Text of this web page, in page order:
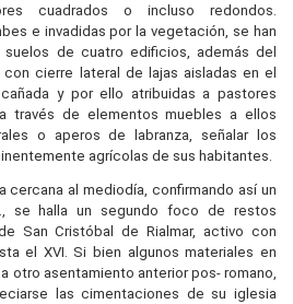
cuadrados o incluso redondos.
e invadidas por la vegetación, se han
de cuatro edificios, además del
cierre lateral de lajas aisladas en el
y por ello atribuidas a pastores
través de elementos muebles a ellos
o aperos de labranza, señalar los
agrícolas de sus habitantes.
cercana al mediodía, confirmando así un
se halla un segundo foco de restos
San Cristóbal de Rialmar, activo con
el XVI. Si bien algunos materiales en
otro asentamiento anterior pos- romano,
las cimentaciones de su iglesia